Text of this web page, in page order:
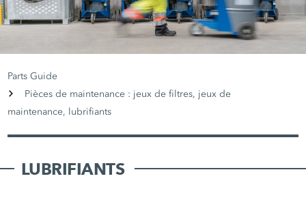
Parts Guide
Pièces de maintenance : jeux de filtres, jeux de
maintenance, lubrifiants
LUBRIFIANTS